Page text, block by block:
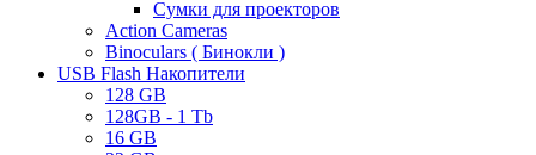
Сумки для проекторов
Action Cameras
Binoculars ( Бинокли )
USB Flash Накопители
128 GB
128GB - 1 Tb
16 GB